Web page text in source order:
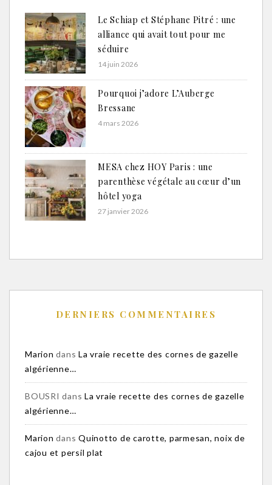
Le Schiap et Stéphane Pitré : une
alliance qui avait tout pour me
séduire
14 juin 2026
Pourquoi j’adore L’Auberge
Bressane
4 mars 2026
MESA chez HOY Paris : une
parenthèse végétale au cœur d’un
hôtel yoga
27 janvier 2026
DERNIERS COMMENTAIRES
Marion dans La vraie recette des cornes de gazelle
algérienne…
BOUSRI dans La vraie recette des cornes de gazelle
algérienne…
Marion dans Quinotto de carotte, parmesan, noix de
cajou et persil plat